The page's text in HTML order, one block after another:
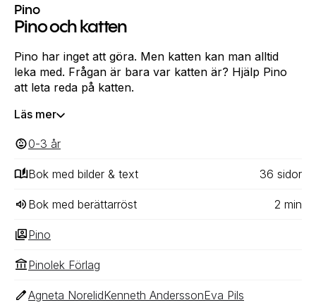
Pino
Pino och katten
Pino har inget att göra. Men katten kan man alltid
leka med. Frågan är bara var katten är? Hjälp Pino
att leta reda på katten.
Läs mer
0-3 ‎‎ år
Bok med bilder & text 36 ‎‎ sidor
Bok med berättarröst 2 min
Pino
Pinolek Förlag
Agneta NorelidKenneth AnderssonEva Pils